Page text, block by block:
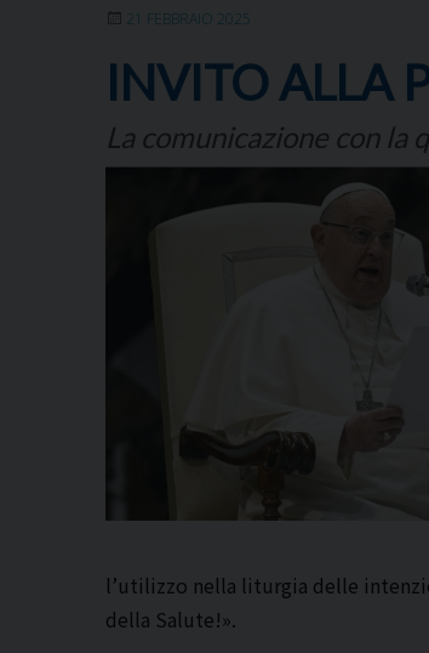
21 FEBBRAIO 2025
INVITO ALLA
La comunicazione con la
l’utilizzo nella liturgia delle
della Salute!».